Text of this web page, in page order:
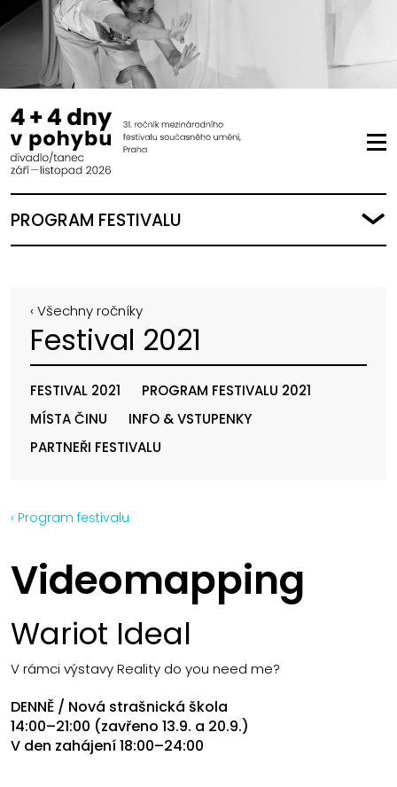
PROGRAM FESTIVALU
‹ Všechny ročníky
Festival 2021
FESTIVAL 2021
PROGRAM FESTIVALU 2021
MÍSTA ČINU
INFO & VSTUPENKY
PARTNEŘI FESTIVALU
‹ Program festivalu
Videomapping
Wariot Ideal
V rámci výstavy Reality do you need me?
DENNĚ / Nová strašnická škola
14:00–21:00 (zavřeno 13.9. a 20.9.)
V den zahájení 18:00–24:00